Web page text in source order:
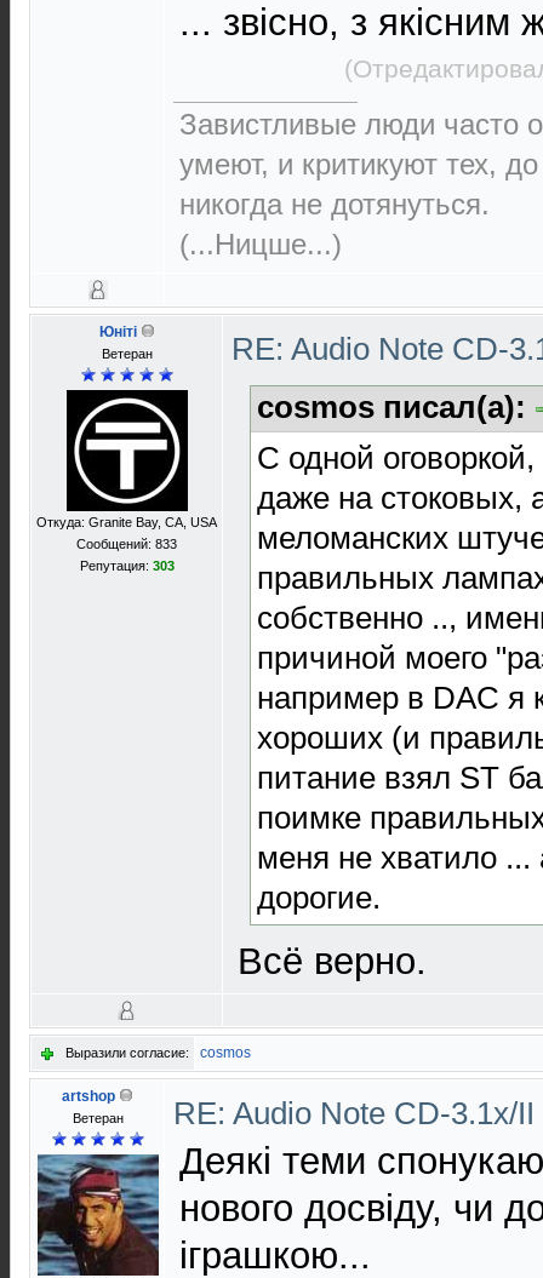
... звісно, з якісним
Завистливые люди часто
умеют, и критикуют тех,
никогда не дотянуться.
(...Ницше...)
Юнiтi
Ветеран
Откуда: Granite Bay, CA, USA
Сообщений: 833
Репутация: 303
RE: Audio Note CD-
cosmos писал(а):
С одной оговоркой,
даже на стоковых,
меломанских
правильных
собственно ..,
причиной моего
например в DAC я
хороших (и
питание взял ST
поимке
меня не хватило
дорогие.
Всё верно.
Выразили согласие: cosmos
artshop
Ветеран RE: Audio Note CD-3.1x/II
Деякі теми
нового досвіду, чи
іграшкою...